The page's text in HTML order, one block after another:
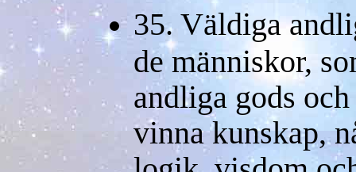
35. Väldiga
de människor,
andliga gods
vinna kunskap,